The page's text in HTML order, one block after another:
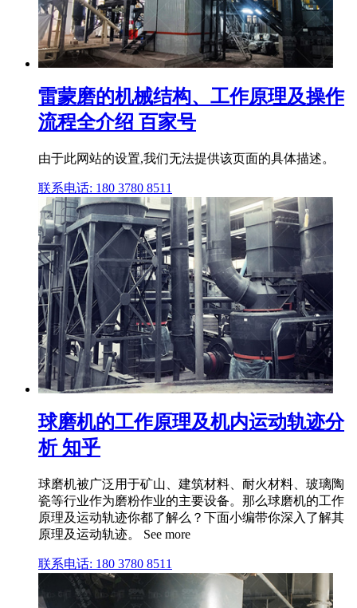
雷蒙磨的机械结构、工作原理及操作
流程全介绍 百家号
由于此网站的设置,我们无法提供该页面的具体描述。
联系电话: 180 3780 8511
球磨机的工作原理及机内运动轨迹分
析 知乎
球磨机被广泛用于矿山、建筑材料、耐火材料、玻璃陶
瓷等行业作为磨粉作业的主要设备。那么球磨机的工作
原理及运动轨迹你都了解么？下面小编带你深入了解其
原理及运动轨迹。 See more
联系电话: 180 3780 8511